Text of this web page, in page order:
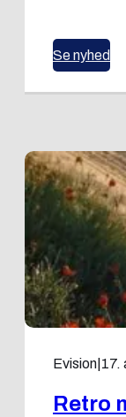
Se nyhed
Evision 17.
Retro